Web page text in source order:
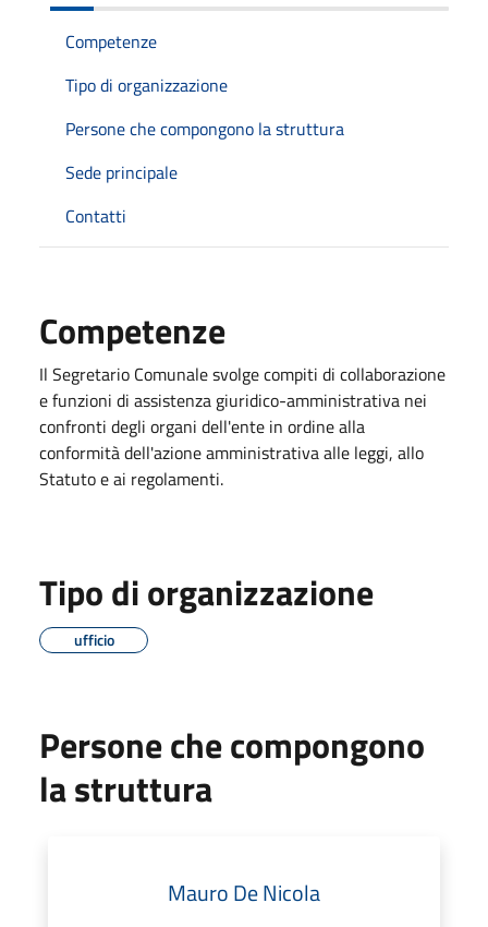
Competenze
Tipo di organizzazione
Persone che compongono la struttura
Sede principale
Contatti
Competenze
Il Segretario Comunale svolge compiti di collaborazione
e funzioni di assistenza giuridico-amministrativa nei
confronti degli organi dell'ente in ordine alla
conformità dell'azione amministrativa alle leggi, allo
Statuto e ai regolamenti.
Tipo di organizzazione
ufficio
Persone che compongono
la struttura
Mauro De Nicola